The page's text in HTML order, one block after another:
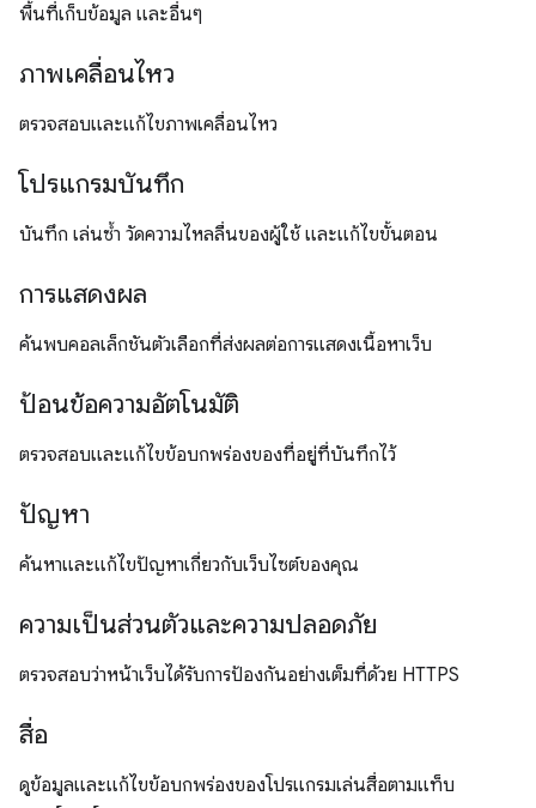
พื้นที่เก็บข้อมูล และอื่นๆ
ภาพเคลื่อนไหว
ตรวจสอบและแก้ไขภาพเคลื่อนไหว
โปรแกรมบันทึก
บันทึก เล่นซ้ำ วัดความไหลลื่นของผู้ใช้ และแก้ไขขั้นตอน
การแสดงผล
ค้นพบคอลเล็กชันตัวเลือกที่ส่งผลต่อการแสดงเนื้อหาเว็บ
ป้อนข้อความอัตโนมัติ
ตรวจสอบและแก้ไขข้อบกพร่องของที่อยู่ที่บันทึกไว้
ปัญหา
ค้นหาและแก้ไขปัญหาเกี่ยวกับเว็บไซต์ของคุณ
ความเป็นส่วนตัวและความปลอดภัย
ตรวจสอบว่าหน้าเว็บได้รับการป้องกันอย่างเต็มที่ด้วย HTTPS
สื่อ
ดูข้อมูลและแก้ไขข้อบกพร่องของโปรแกรมเล่นสื่อตามแท็บ